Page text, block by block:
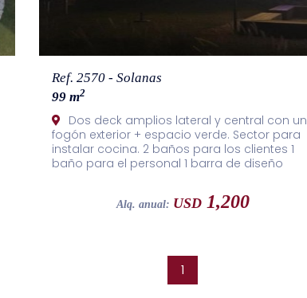
Ref. 2570 - Solanas
99 m2
Dos deck amplios lateral y central con un
fogón exterior + espacio verde. Sector para
instalar cocina. 2 baños para los clientes 1
baño para el personal 1 barra de diseño
Alq. anual: USD1,200
1